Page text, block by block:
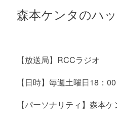
森本ケンタのハ
【放送局】RCCラジオ
【日時】毎週土曜日18：00
【パーソナリティ】森本ケ